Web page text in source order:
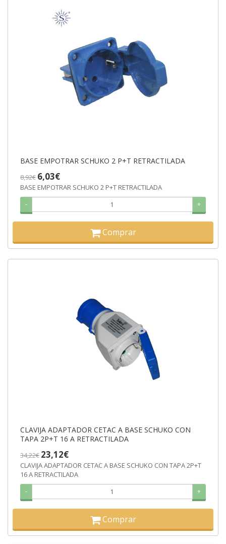
BASE EMPOTRAR SCHUKO 2 P+T RETRACTILADA
8,92€ 6,03€
BASE EMPOTRAR SCHUKO 2 P+T RETRACTILADA
- +
Comprar
CLAVIJA ADAPTADOR CETAC A BASE SCHUKO CON
TAPA 2P+T 16 A RETRACTILADA
34,22€ 23,12€
CLAVIJA ADAPTADOR CETAC A BASE SCHUKO CON TAPA 2P+T
16 A RETRACTILADA
- +
Comprar